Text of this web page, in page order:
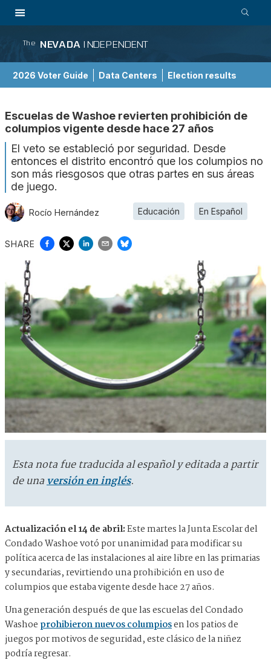
The NEVADA INDEPENDENT
2026 Voter Guide Data Centers Election results
Escuelas de Washoe revierten prohibición de
columpios vigente desde hace 27 años
El veto se estableció por seguridad. Desde
entonces el distrito encontró que los columpios no
son más riesgosos que otras partes en sus áreas
de juego.
Rocío Hernández Educación En Español
SHARE
Esta nota fue traducida al español y editada a partir
de unaversión en inglés.
Actualización el 14 de abril:Este martes la Junta Escolar del
Condado Washoe votó por unanimidad para modificar su
política acerca de las instalaciones al aire libre en las primarias
y secundarias, revirtiendo una prohibición en uso de
columpios que estaba vigente desde hace 27 años.
Una generación después de que las escuelas del Condado
Washoe prohibieron nuevos columpiosen los patios de
juegos por motivos de seguridad, este clásico de la niñez
podría regresar.